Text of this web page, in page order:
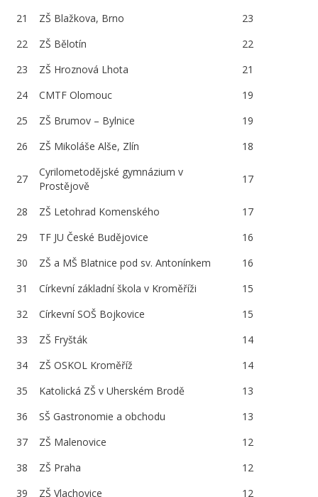
21
ZŠ Blažkova, Brno
23
22
ZŠ Bělotín
22
23
ZŠ Hroznová Lhota
21
24
CMTF Olomouc
19
25
ZŠ Brumov – Bylnice
19
26
ZŠ Mikoláše Alše, Zlín 18
27
Cyrilometodějské gymnázium v
Prostějově
17
28 ZŠ Letohrad Komenského
17
29
TF JU České Budějovice
16
30
ZŠ a MŠ Blatnice pod sv. Antonínkem
16
31
Církevní základní škola v Kroměříži
15
32
Církevní SOŠ Bojkovice
15
33
ZŠ Fryšták
14
34
ZŠ OSKOL Kroměříž
14
35
Katolická ZŠ v Uherském Brodě
13
36
SŠ Gastronomie a obchodu
13
37
ZŠ Malenovice
12
38
ZŠ Praha
12
39
ZŠ Vlachovice 12